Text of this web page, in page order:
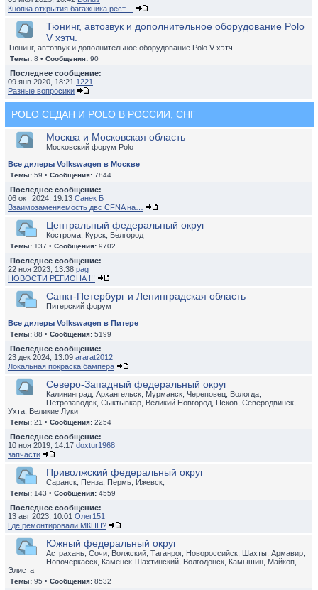
Кнопка открытия багажника рест…
Тюнинг, автозвук и дополнительное оборудование Polo
V хэтч.
Тюнинг, автозвук и дополнительное оборудование Polo V хэтч.
Темы: 8 • Сообщения: 90
Последнее сообщение:
09 янв 2020, 18:21 1221
Разные вопросики
POLO СЕДАН И POLO В РОССИИ, СНГ
Москва и Московская область
Московский форум Polo
Все дилеры Volkswagen в Москве
Темы: 59 • Сообщения: 7844
Последнее сообщение:
06 окт 2024, 19:13 Санек Б
Взаимозаменяемость двс CFNA на…
Центральный федеральный округ
Кострома, Курск, Белгород
Темы: 137 • Сообщения: 9702
Последнее сообщение:
22 ноя 2023, 13:38 pag
НОВОСТИ РЕГИОНА !!!
Санкт-Петербург и Ленинградская область
Питерский форум
Все дилеры Volkswagen в Питере
Темы: 88 • Сообщения: 5199
Последнее сообщение:
23 дек 2024, 13:09 ararat2012
Локальная покраска бампера
Северо-Западный федеральный округ
Калининград, Архангельск, Мурманск, Череповец, Вологда,
Петрозаводск, Сыктывкар, Великий Новгород, Псков, Северодвинск,
Ухта, Великие Луки
Темы: 21 • Сообщения: 2254
Последнее сообщение:
10 ноя 2019, 14:17 doxtur1968
запчасти
Приволжский федеральный округ
Саранск, Пенза, Пермь, Ижевск,
Темы: 143 • Сообщения: 4559
Последнее сообщение:
13 авг 2023, 10:01 Олег151
Где ремонтировали МКПП?
Южный федеральный округ
Астрахань, Сочи, Волжский, Таганрог, Новороссийск, Шахты, Армавир,
Новочеркасск, Каменск-Шахтинский, Волгодонск, Камышин, Майкоп,
Элиста
Темы: 95 • Сообщения: 8532